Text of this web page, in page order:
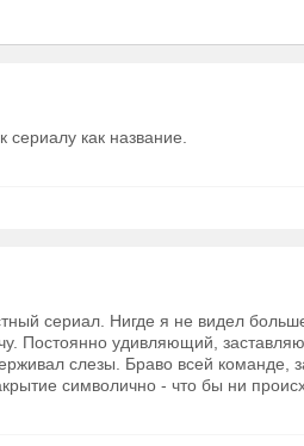
как название.
сериал. Нигде я не видел
Постоянно удивляющий,
слезы. Браво всей команде,
символично - что бы ни